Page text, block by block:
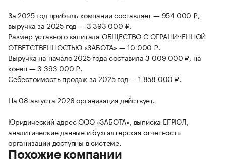
За 2025 год прибыль компании составляет — 954 000 ₽,
выручка за 2025 год — 3 393 000 ₽.
Размер уставного капитала ОБЩЕСТВО С ОГРАНИЧЕННОЙ
ОТВЕТСТВЕННОСТЬЮ «ЗАБОТА» — 10 000 ₽.
Выручка на начало 2025 года составила 3 009 000 ₽, на
конец — 3 393 000 ₽.
Себестоимость продаж за 2025 год — 1 858 000 ₽.
На 08 августа 2026 организация действует.
Юридический адрес ООО «ЗАБОТА», выписка ЕГРЮЛ,
аналитические данные и бухгалтерская отчетность
организации доступны в системе.
Похожие компании